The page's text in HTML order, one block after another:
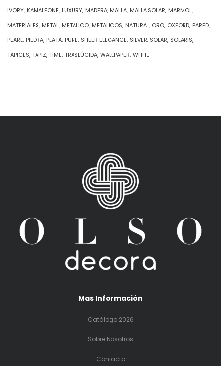
IVORY KAMALEONE LUXURY MADERA MALLA MALLA SOLAR MARMOL
MATERIALES METAL METALICO METALICOS NATURAL ORO OXFORD PARED
PEARL PIEDRA PLATA PURE SHEER ELEGANCE SILVER SOLAR SOLARIS
TAPICES TAPIZ TIME TRASLÚCIDA WALLPAPER WHITE
Mas Información
Catálogo 2026
Sobre Nosotros
Contacto